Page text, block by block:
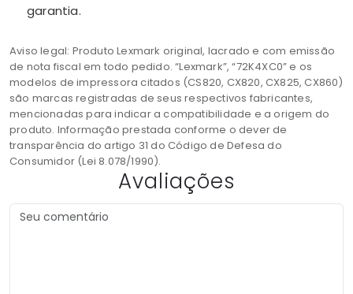
garantia.
Aviso legal: Produto Lexmark original, lacrado e com emissão
de nota fiscal em todo pedido. “Lexmark”, “72K4XC0” e os
modelos de impressora citados (CS820, CX820, CX825, CX860)
são marcas registradas de seus respectivos fabricantes,
mencionadas para indicar a compatibilidade e a origem do
produto. Informação prestada conforme o dever de
transparência do artigo 31 do Código de Defesa do
Consumidor (Lei 8.078/1990).
Avaliações